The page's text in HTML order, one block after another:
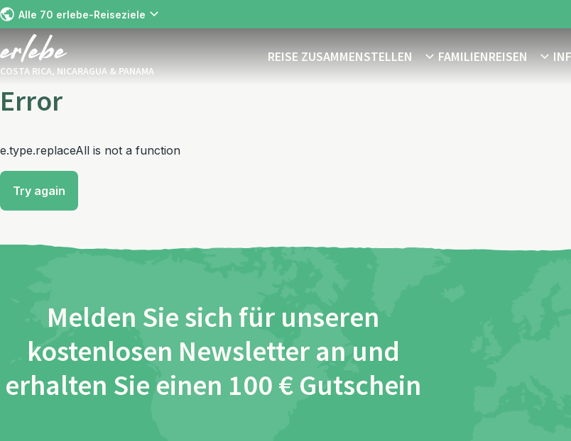
Alle 70 erlebe-Reiseziele
COSTA RICA, NICARAGUA & PANAMA
REISE ZUSAMMENSTELLEN FAMILIENREISEN
Error
e.type.replaceAll is not a function
Try again
Melden Sie sich für unseren
kostenlosen Newsletter an und
erhalten Sie einen 100 € Gutschein